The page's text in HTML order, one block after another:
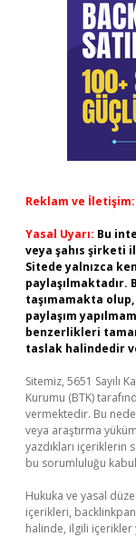
Reklam ve İletişim:
Yasal Uyarı: Bu
veya şahıs şirketi
Sitede yalnızca
taşımamakta
paylaşım
benzerlikleri
taslak halindedir
Sitemiz, 5651 Sayılı
Kurumu (BTK)
vermektedir. Bu
veya araştırma
yazdıkları içeriklerin
bu sorumluluğu
Hukuka ve yasal
içerikleri,
halinde, ilgili içerikler